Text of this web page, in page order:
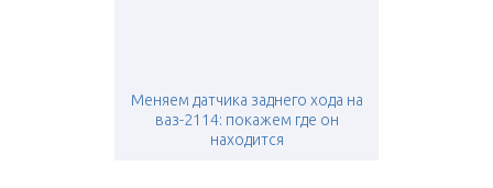
Меняем датчика заднего хода на
ваз-2114: покажем где он
находится